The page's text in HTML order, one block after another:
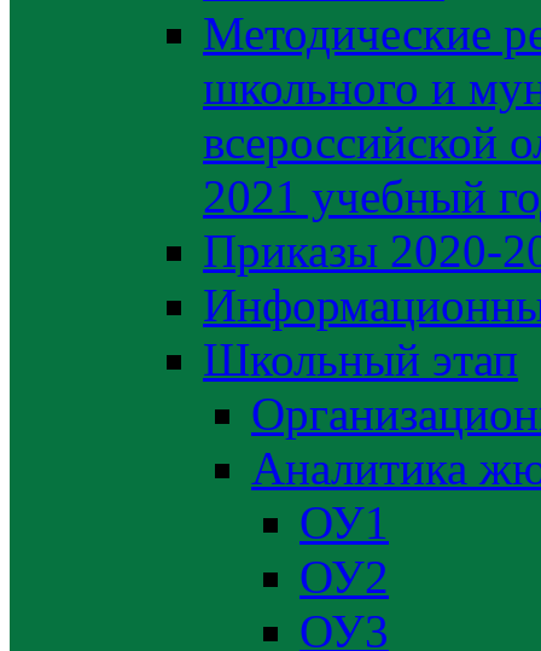
Методические
школьного и
всероссийской
2021 учебный
Приказы 2020-
Школьный этап
Аналитика
ОУ1
ОУ2
ОУ3